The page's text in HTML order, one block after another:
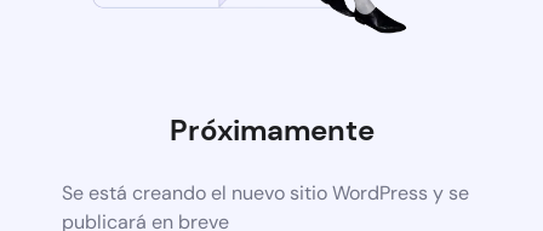
Próximamente
Se está creando el nuevo sitio WordPress y se
publicará en breve